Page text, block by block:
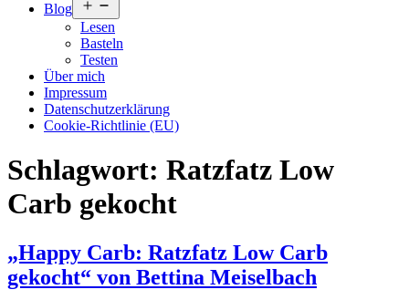
Blog
öffnen
Lesen
Basteln
Testen
Über mich
Impressum
Datenschutzerklärung
Cookie-Richtlinie (EU)
Schlagwort: Ratzfatz Low
Carb gekocht
„Happy Carb: Ratzfatz Low Carb
gekocht“ von Bettina Meiselbach